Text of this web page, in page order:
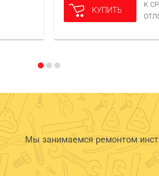
КУПИТЬ
К
Мы занимаемся ремонтом